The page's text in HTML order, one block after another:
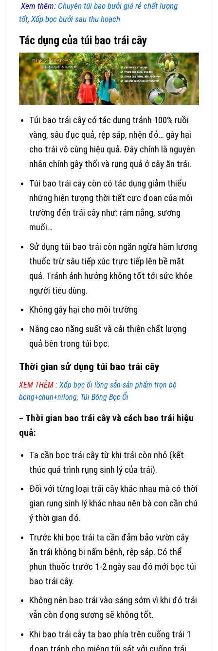
Xem thêm: Chuyên túi bao bưởi giá rẻ chất lượng
tốt, Xốp bọc bưởi sau thu hoạch
Tác dụng của túi bao trái cây
Túi bao trái cây có tác dụng tránh 100% ruồi
vàng, sâu đục quả, rệp sáp, nhện đỏ… gây hại
cho trái vô cùng hiệu quả. Đây chính là nguyên
nhân chính gây thối và rụng quả ở cây ăn trái.
Túi bao trái cây còn có tác dụng giảm thiểu
những hiện tượng thời tiết cực đoan của môi
trường đến trái cây như: rám nắng, sương
muối…
Sử dụng túi bao trái còn ngăn ngừa hàm lượng
thuốc trừ sâu tiếp xúc trực tiếp lên bề mặt
quả. Tránh ảnh hưởng không tốt tới sức khỏe
người tiêu dùng.
Không gây hại cho môi trường
Nâng cao năng suất và cải thiện chất lượng
quả bên trong túi bọc.
Thời gian sử dụng túi bao trái cây
XEM THÊM : Xốp bọc ổi lồng sẵn-sản phẩm trọn bộ
bong+chun+nilong, Túi Bóng Bọc Ổi
– Thời gian bao trái cây và cách bao trái hiệu
quả:
Ta cần bọc trái cây từ khi trái còn nhỏ (kết
thúc quá trình rụng sinh lý của trái).
Đối với từng loại trái cây khác nhau mà có thời
gian rụng sinh lý khác nhau nên bà con cần chú
ý thời gian đó.
Trước khi bọc trái ta cần đảm bảo vườn cây
ăn trái không bị nấm bệnh, rệp sáp. Có thể
phun thuốc trước 1-2 ngày sau đó mới bọc túi
bao trái cây.
Không nên bao trái vào sáng sớm vì khi đó trái
vẫn còn đọng sương sẽ không tốt.
Khi bao trái cây ta bao phía trên cuống trái 1